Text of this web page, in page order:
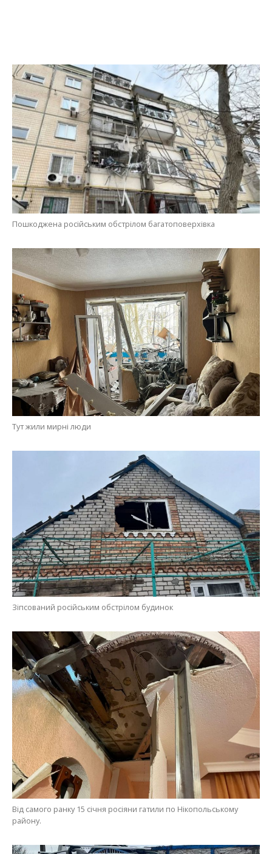
Пошкоджена російським обстрілом багатоповерхівка
Тут жили мирні люди
Зіпсований російським обстрілом будинок
Від самого ранку 15 січня росіяни гатили по Нікопольському
району.